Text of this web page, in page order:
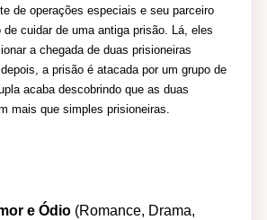
de operações especiais e seu parceiro
cuidar de uma antiga prisão. Lá, eles
a chegada de duas prisioneiras
a prisão é atacada por um grupo de
acaba descobrindo que as duas
mais que simples prisioneiras.
e Ódio (Romance, Drama,